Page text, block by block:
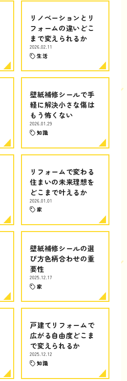
リノベーションとリ
フォームの違いどこ
まで変えられるか
2026.02.11
生活
壁紙補修シールで手
軽に解決小さな傷は
もう怖くない
2026.01.29
知識
リフォームで変わる
住まいの未来理想を
どこまで叶えるか
2026.01.01
家
壁紙補修シールの選
び方色柄合わせの重
要性
2025.12.17
家
戸建てリフォームで
広がる自由度どこま
で変えられるか
2025.12.12
知識